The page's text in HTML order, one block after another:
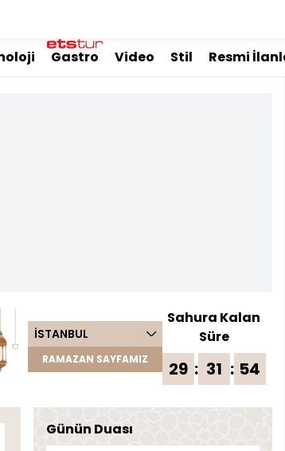
Gastro Video Stil Resmi
İSTANBUL
RAMAZAN SAYFAMIZ
Sahura Kalan
Süre
29 : 31 : 54
Günün Duası